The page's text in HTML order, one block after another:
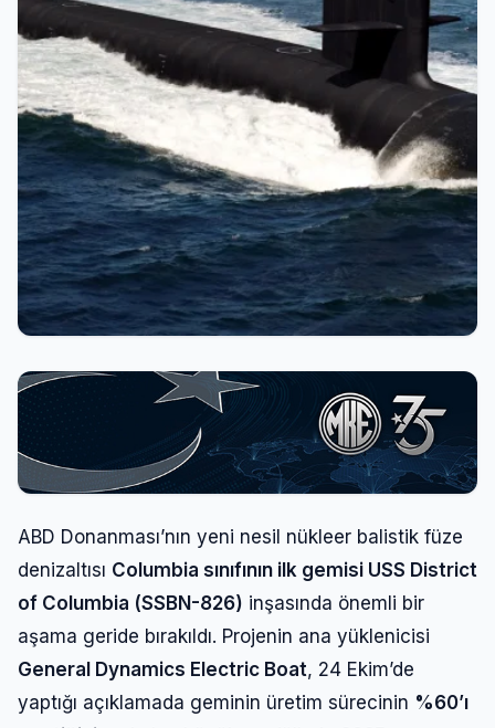
ABD Donanması’nın yeni nesil nükleer balistik füze
denizaltısı Columbia sınıfının ilk gemisi USS District
of Columbia (SSBN-826) inşasında önemli bir
aşama geride bırakıldı. Projenin ana yüklenicisi
General Dynamics Electric Boat, 24 Ekim’de
yaptığı açıklamada geminin üretim sürecinin %60’ı